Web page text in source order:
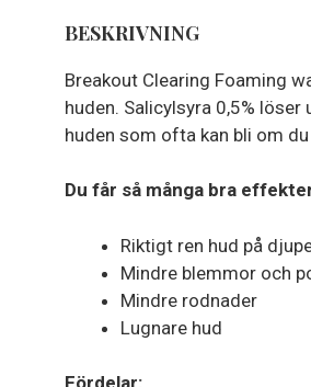
BESKRIVNING
Breakout Clearing Foaming
huden. Salicylsyra 0,5%
huden som ofta kan bli om
Du får så många bra
Riktigt ren hud på
Mindre blemmor och
Mindre rodnader
Lugnare hud